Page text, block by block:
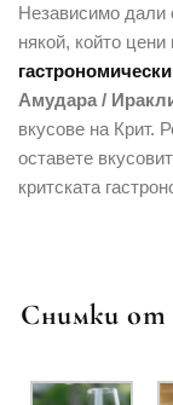
Независимо дали
някой, който цени
Амудара /
вкусове на Крит.
оставете
критската
Снимки от